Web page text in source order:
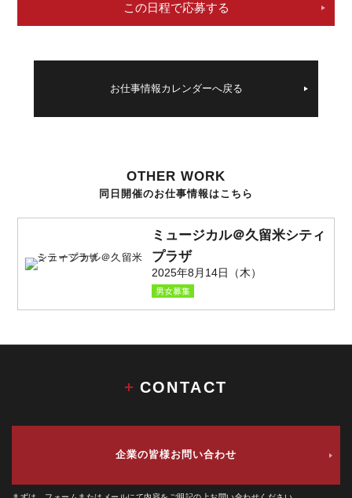
この日程で応募する
お仕事情報カレンダーへ戻る
OTHER WORK
同日開催のお仕事情報はこちら
ミュージカル＠久留米シティ
プラザ
2025年8月14日（木）
男女募集
CONTACT
企業の皆様お問い合わせ